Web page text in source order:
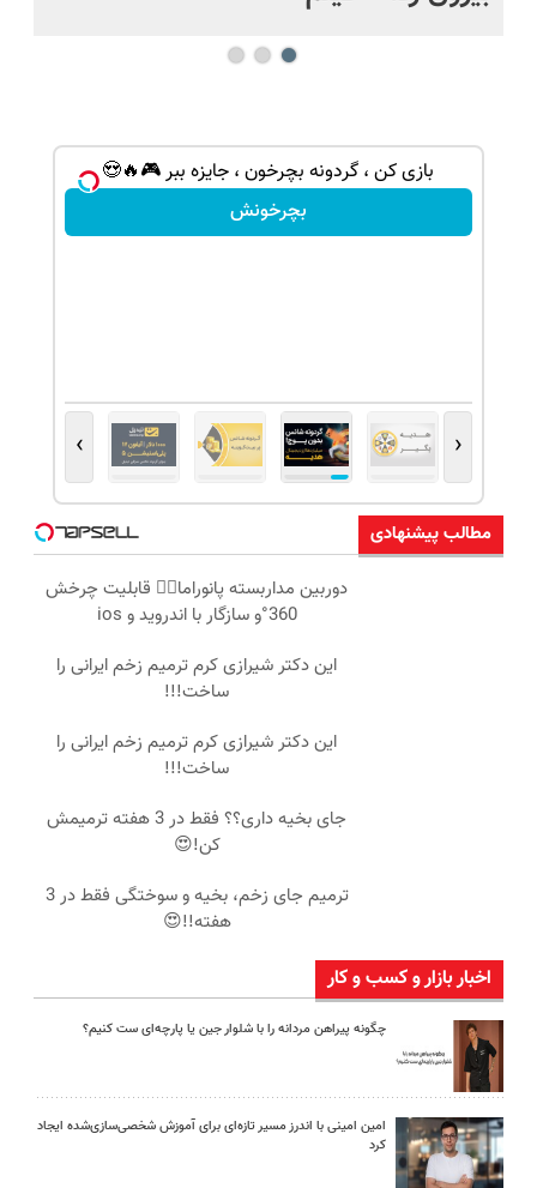
بازی کن ، گردونه بچرخون ، جایزه ببر 🎮🔥😍
بچرخونش
‹
›
مطالب پیشنهادی
دوربین مداربسته پانوراما👈🏻 قابلیت چرخش
360°و سازگار با اندروید و ios
این دکتر شیرازی کرم ترمیم زخم ایرانی را
ساخت!!!
این دکتر شیرازی کرم ترمیم زخم ایرانی را
ساخت!!!
جای بخیه داری؟؟ فقط در 3 هفته ترمیمش
کن!😍
ترمیم جای زخم، بخیه و سوختگی فقط در 3
هفته!!😍
اخبار بازار و کسب و کار
چگونه پیراهن مردانه را با شلوار جین یا پارچه‌ای ست کنیم؟
امین امینی با اندرز مسیر تازه‌ای برای آموزش شخصی‌سازی‌شده ایجاد
کرد